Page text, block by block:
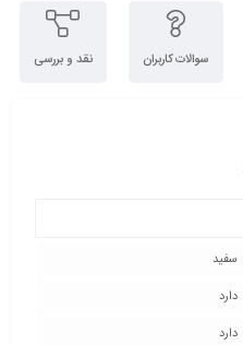
سوالات کاربران نقد و بررسی
سفید
دارد
دارد